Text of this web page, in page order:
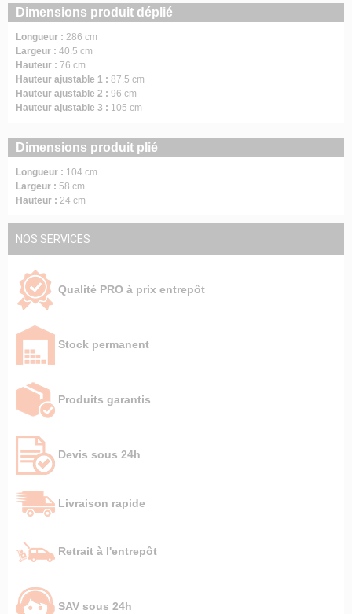
Dimensions produit déplié
Longueur : 286 cm
Largeur : 40.5 cm
Hauteur : 76 cm
Hauteur ajustable 1 : 87.5 cm
Hauteur ajustable 2 : 96 cm
Hauteur ajustable 3 : 105 cm
Dimensions produit plié
Longueur : 104 cm
Largeur : 58 cm
Hauteur : 24 cm
NOS SERVICES
Qualité PRO à prix entrepôt
Stock permanent
Produits garantis
Devis sous 24h
Livraison rapide
Retrait à l'entrepôt
SAV sous 24h